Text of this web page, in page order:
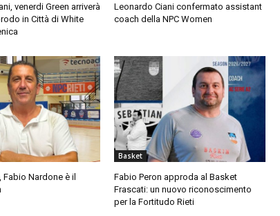
venerdi Green arriverà
in Città di White
Leonardo Ciani confermato assistant
coach della NPC Women
Fabio Nardone è il
Basket
Fabio Peron approda al Basket
Frascati: un nuovo riconoscimento
per la Fortitudo Rieti